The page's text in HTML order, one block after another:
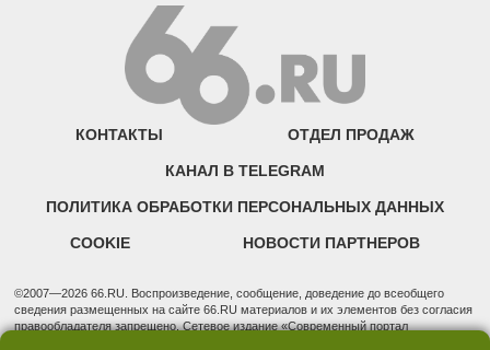
КОНТАКТЫ ОТДЕЛ ПРОДАЖ
КАНАЛ В TELEGRAM
ПОЛИТИКА ОБРАБОТКИ ПЕРСОНАЛЬНЫХ ДАННЫХ
COOKIE НОВОСТИ ПАРТНЕРОВ
©2007—2026 66.RU. Воспроизведение, сообщение, доведение до всеобщего
сведения размещенных на сайте 66.RU материалов и их элементов без согласия
правообладателя запрещено. Сетевое издание «Современный портал